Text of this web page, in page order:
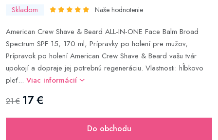
Skladom Naše hodnotenie
American Crew Shave & Beard ALL-IN-ONE Face Balm Broad
Spectrum SPF 15, 170 ml, Prípravky po holení pre mužov,
Prípravok po holení American Crew Shave & Beard vašu tvár
upokojí a dopraje jej potrebnú regeneráciu. Vlastnosti: hĺbkovo
pleť... Viac informácií
21 € 17 €
Do obchodu